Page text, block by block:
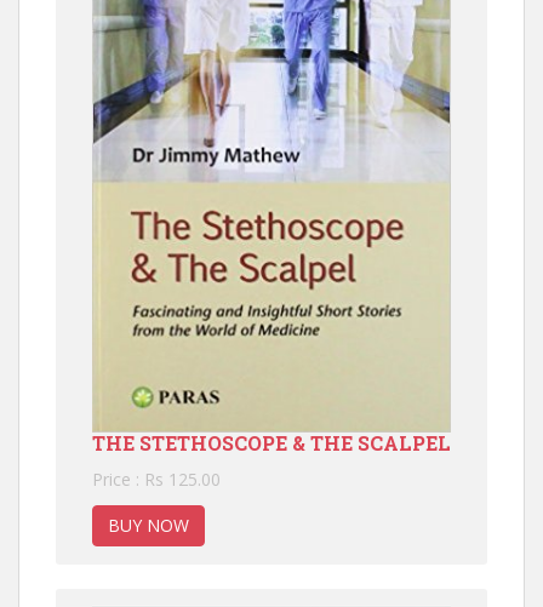
THE STETHOSCOPE & THE SCALPEL
Price : Rs 125.00
BUY NOW